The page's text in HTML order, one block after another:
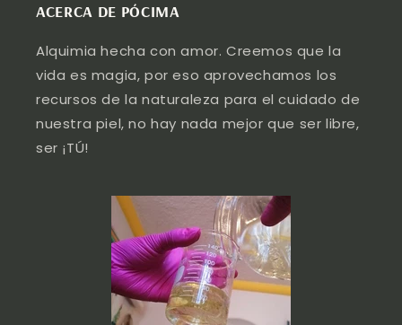
ACERCA DE PÓCIMA
Alquimia hecha con amor. Creemos que la
vida es magia, por eso aprovechamos los
recursos de la naturaleza para el cuidado de
nuestra piel, no hay nada mejor que ser libre,
ser ¡TÚ!